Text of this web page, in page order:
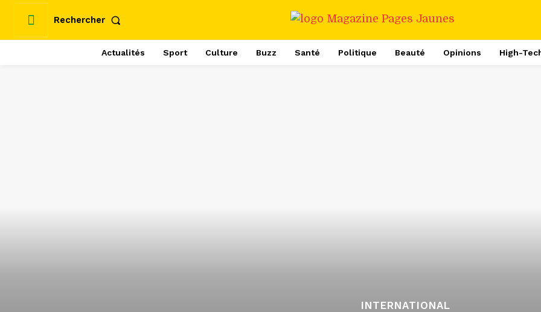
Rechercher
Actualités Sport Culture Buzz Santé Politique Beauté Opinions High-
INTERNATIONAL